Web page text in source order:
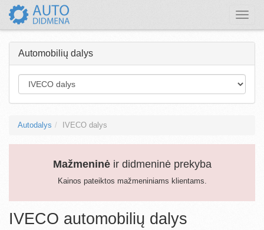
Toggle
Automobilių dalys
Autodalys IVECO dalys
Mažmeninėir didmeninė prekyba
Kainos pateiktos mažmeniniams klientams.
IVECO automobilių dalys